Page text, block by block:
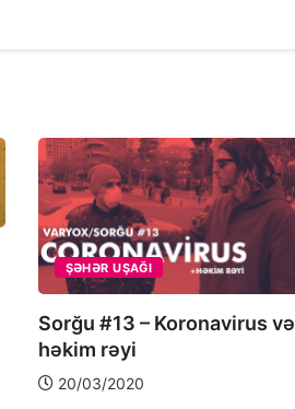
ŞƏHƏR UŞAĞI
Sorğu #13 – Koronavirus və
həkim rəyi
20/03/2020